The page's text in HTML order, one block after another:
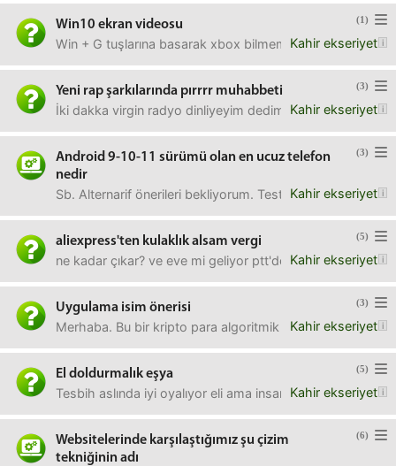
(1)
Win10 ekran videosu
Kahir ekseriyet
Win + G tuşlarına basarak xbox bilmemnesi geliyor,
(3)
Yeni rap şarkılarında pırrrr muhabbeti
Kahir ekseriyet
İki dakka virgin radyo dinliyeyim dedim, zaten o kadar
(3)
Android 9-10-11 sürümü olan en ucuz telefon
nedir
Kahir ekseriyet
Sb. Alternarif önerileri bekliyorum. Test maksatlı lazımdır.
(5)
aliexpress'ten kulaklık alsam vergi
Kahir ekseriyet
ne kadar çıkar? ve eve mi geliyor ptt'den mi gidip
(3)
Uygulama isim önerisi
Kahir ekseriyet
Merhaba. Bu bir kripto para algoritmik trading botu. Çok
(5)
El doldurmalık eşya
Kahir ekseriyet
Tesbih aslında iyi oyalıyor eli ama insanların yanında
(6)
Websitelerinde karşılaştığımız şu çizim
tekniğinin adı